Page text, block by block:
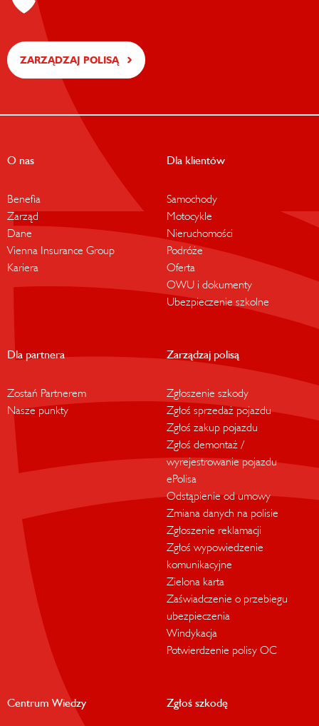
ZARZĄDZAJ POLISĄ
O nas
Benefia
Zarząd
Dane
Vienna Insurance Group
Kariera
Dla klientów
Samochody
Motocykle
Nieruchomości
Podróże
Oferta
OWU i dokumenty
Ubezpieczenie szkolne
Dla partnera
Zostań Partnerem
Nasze punkty
Zarządzaj polisą
Zgłoszenie szkody
Zgłoś sprzedaż pojazdu
Zgłoś zakup pojazdu
Zgłoś demontaż /
wyrejestrowanie pojazdu
ePolisa
Odstąpienie od umowy
Zmiana danych na polisie
Zgłoszenie reklamacji
Zgłoś wypowiedzenie
komunikacyjne
Zielona karta
Zaświadczenie o przebiegu
ubezpieczenia
Windykacja
Potwierdzenie polisy OC
Centrum Wiedzy Zgłoś szkodę